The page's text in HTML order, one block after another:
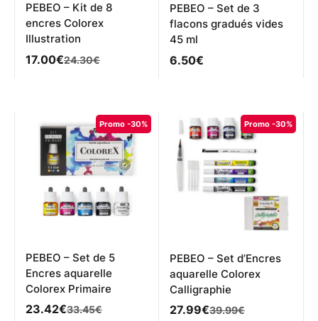
PEBEO – Kit de 8
encres Colorex
Illustration
24.30€
Le
17.00€
Le
PEBEO – Set de 3
flacons gradués vides
45 ml
6.50€
Promo -30%
PEBEO – Set de 5
Encres aquarelle
Colorex Primaire
33.45€
Le
23.42€
Le
Promo -30%
PEBEO – Set d’Encres
aquarelle Colorex
Calligraphie
39.99€
Le
27.99€
Le